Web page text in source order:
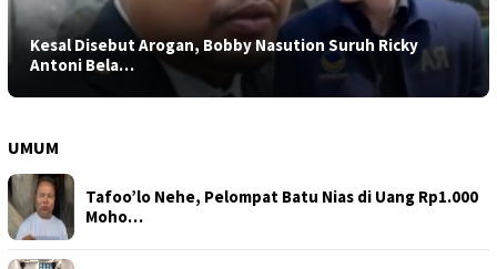
Kesal Disebut Arogan, Bobby Nasution Suruh Ricky
Antoni Bela…
UMUM
Tafoo’lo Nehe, Pelompat Batu Nias di Uang Rp1.000
Moho…